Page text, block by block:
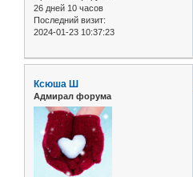
26 дней 10 часов
Последний визит:
2024-01-23 10:37:23
Ксюша Ш
Адмирал форума